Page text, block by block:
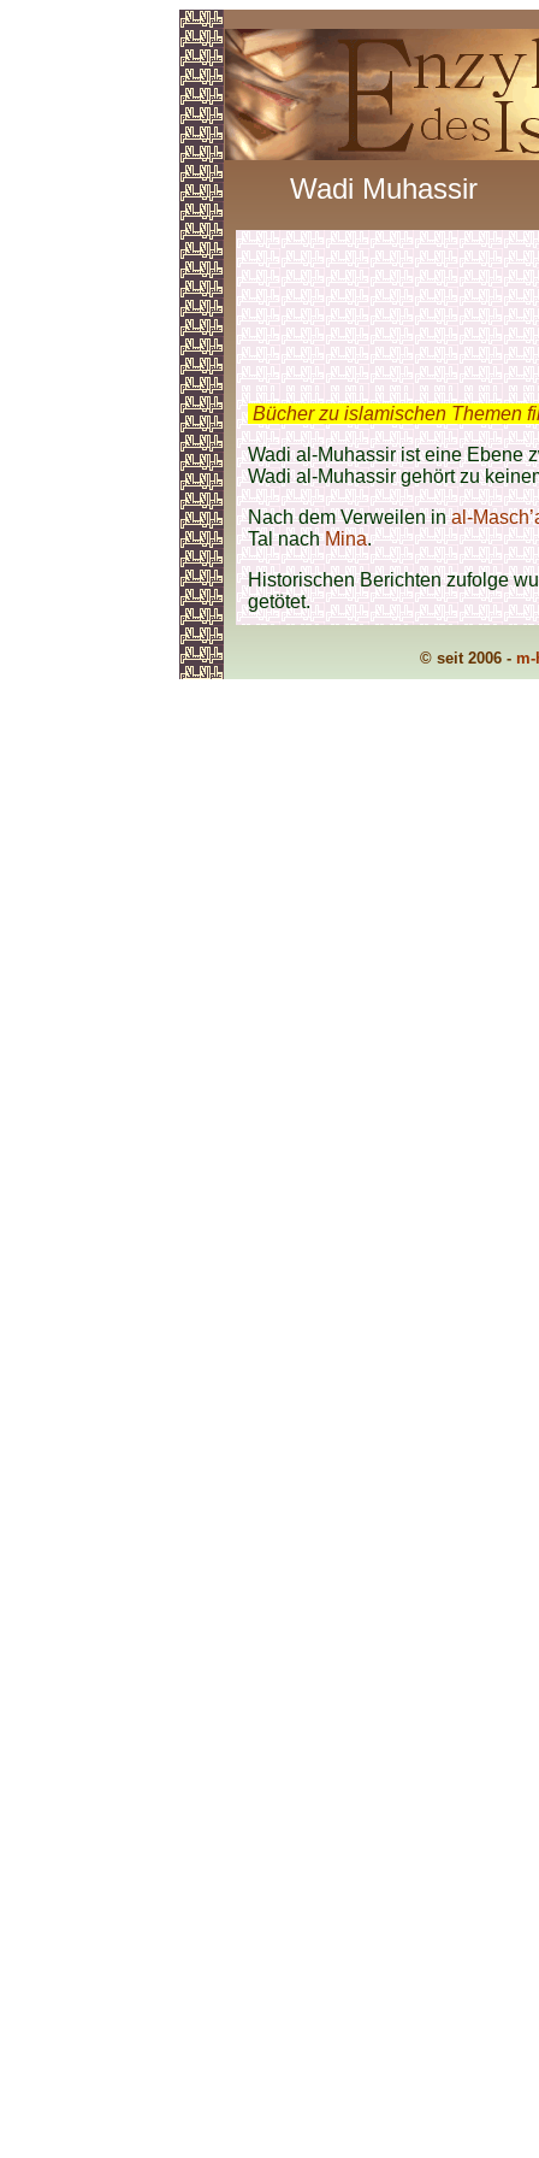
Wadi Muhassir
Bücher zu islamischen Themen
Wadi al-Muhassir ist eine Ebene
Wadi al-Muhassir gehört zu
Nach dem Verweilen inal-
Tal nachMina.
Historischen Berichten zufolge
getötet.
© seit 2006 - m-